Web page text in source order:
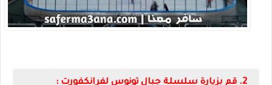
2. قم بزيارة سلسلة جبال تونوس لفرانكفورت :